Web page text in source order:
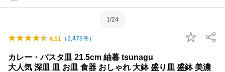
1/24
4.51 （2,478件）
カレー・パスタ皿 21.5cm 紬暮 tsunagu
大人気 深皿 皿 お皿 食器 おしゃれ 大鉢 盛り皿 盛鉢 美濃